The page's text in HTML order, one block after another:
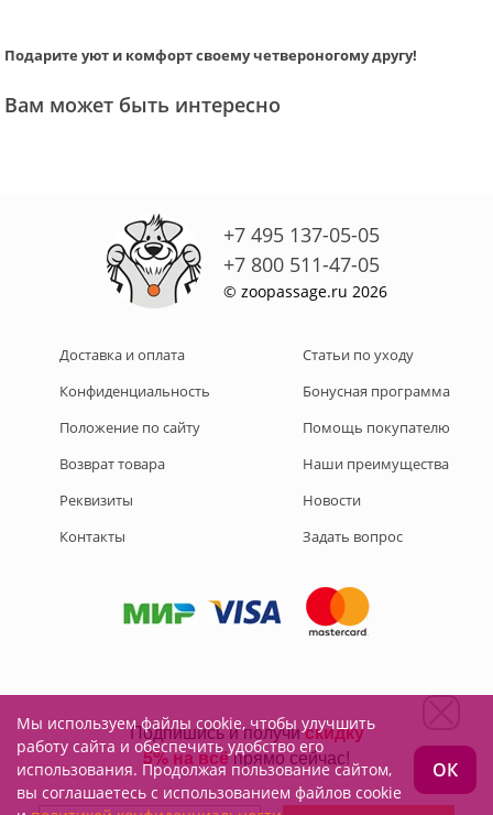
Подарите уют и комфорт своему четвероногому другу!
Вам может быть интересно
+7 495 137-05-05
+7 800 511-47-05
© zoopassage.ru 2026
Доставка и оплата
Конфиденциальность
Положение по сайту
Возврат товара
Реквизиты
Контакты
Статьи по уходу
Бонусная программа
Помощь покупателю
Наши преимущества
Новости
Задать вопрос
Подписывайтесь на нас:
Мы используем файлы cookie, чтобы улучшить
работу сайта и обеспечить удобство его
использования. Продолжая пользование сайтом,
вы соглашаетесь с использованием файлов cookie
ОК